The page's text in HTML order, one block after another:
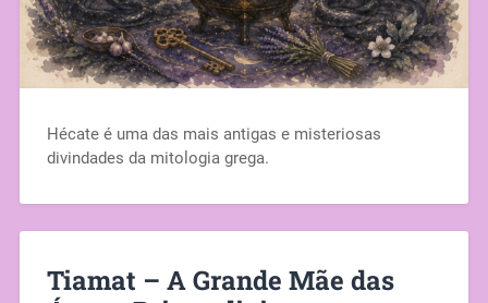
Hécate é uma das mais antigas e misteriosas
divindades da mitologia grega.
Tiamat – A Grande Mãe das